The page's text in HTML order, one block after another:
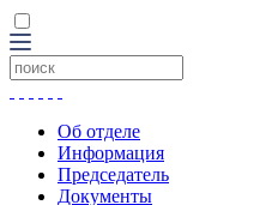
Об отделе
Информация
Председатель
Документы